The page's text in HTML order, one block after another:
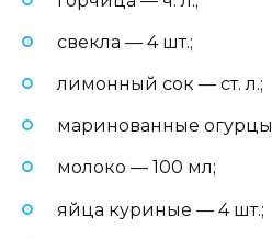
свекла — 4 шт.;
лимонный сок — ст. л.;
маринованные
молоко — 100 мл;
яйца куриные — 4 шт.;